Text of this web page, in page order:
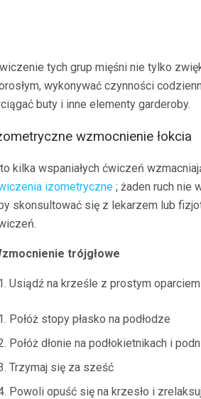
tych grup mięśni nie tylko
wykonywać czynności
buty i inne elementy garderoby.
wzmocnienie łokcia
kilka wspaniałych ćwiczeń
izometryczne ; żaden ruch nie
skonsultować się z lekarzem lub
trójgłowe
Usiądź na krześle z prostym
Połóż stopy płasko na podłodze
Połóż dłonie na podłokietnikach i
Trzymaj się za sześć
Powoli opuść się na krzesło i